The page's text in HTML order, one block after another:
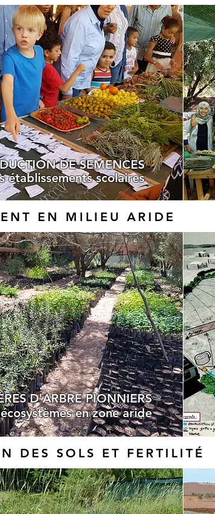
DE SEMENCES
établissements scolaires
EN MILIEU ARIDE
D'ARBRE PIONNIERS
en zone aride
DES SOLS ET FERTILITÉ